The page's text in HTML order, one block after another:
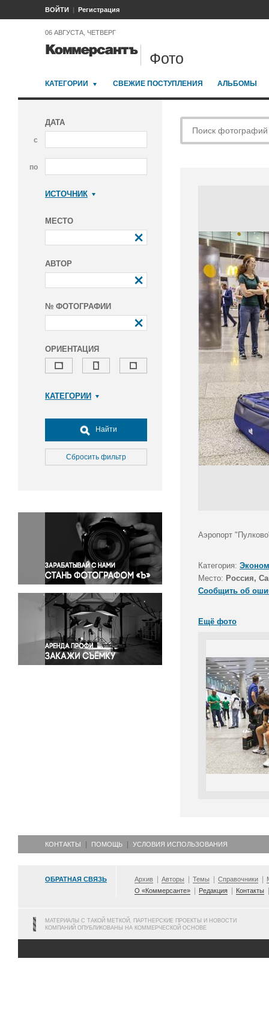
ВОЙТИ Регистрация
06 АВГУСТА, ЧЕТВЕРГ
Фото
КАТЕГОРИИ СВЕЖИЕ ПОСТУПЛЕНИЯ АЛЬБОМЫ
ДАТА
с
по
ИСТОЧНИК
МЕСТО
АВТОР
№ ФОТОГРАФИИ
ОРИЕНТАЦИЯ
КАТЕГОРИИ
Досуг, туризм и отдых
Культура
Медицина
Окружающая среда
Политика
Правосудие
Происшествия и конфликты
Религия
Светская жизнь
Спорт
Экология
Экономика и бизнес
Найти
Сбросить фильтр
Аэропорт
Категория:
Место: Россия,
Сообщить об
Ещё фото
КОНТАКТЫ ПОМОЩЬ УСЛОВИЯ ИСПОЛЬЗОВАНИЯ
ОБРАТНАЯ СВЯЗЬ Архив Авторы Темы Справочники
О «Коммерсанте»
Редакция Контакты
МАТЕРИАЛЫ С ТАКОЙ МЕТКОЙ, ПАРТНЕРСКИЕ ПРОЕКТЫ И НОВОСТИ
КОМПАНИЙ ОПУБЛИКОВАНЫ НА КОММЕРЧЕСКОЙ ОСНОВЕ